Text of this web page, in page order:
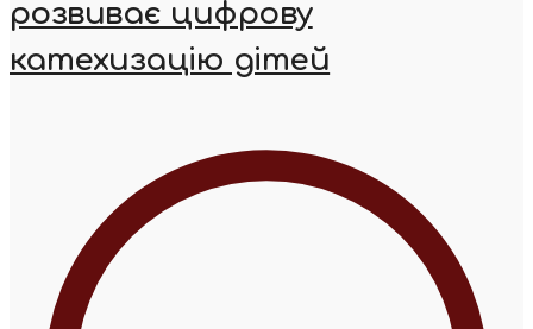
розвиває цифрову
катехизацію дітей